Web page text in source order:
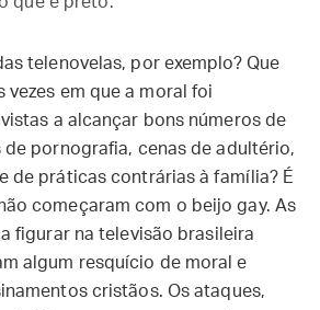
telenovelas, por exemplo? Que
vezes em que a moral foi
a alcançar bons números de
de pornografia, cenas de adultério,
de práticas contrárias à família? É
começaram com o beijo gay. As
figurar na televisão brasileira
algum resquício de moral e
cristãos. Os ataques,